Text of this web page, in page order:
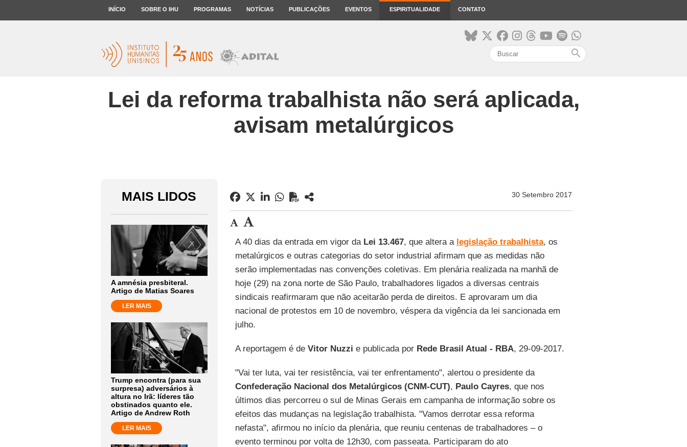
INÍCIO SOBRE O IHU PROGRAMAS NOTÍCIAS PUBLICAÇÕES EVENTOS ESPIRITUALIDADE CONTATO
search
Lei da reforma trabalhista não será aplicada,
avisam metalúrgicos
MAIS LIDOS
A amnésia presbiteral.
Artigo de Matias Soares
LER MAIS
Trump encontra (para sua
surpresa) adversários à
altura no Irã: líderes tão
obstinados quanto ele.
Artigo de Andrew Roth
LER MAIS
30 Setembro 2017
A 40 dias da entrada em vigor da Lei 13.467, que altera a legislação trabalhista, os
metalúrgicos e outras categorias do setor industrial afirmam que as medidas não
serão implementadas nas convenções coletivas. Em plenária realizada na manhã de
hoje (29) na zona norte de São Paulo, trabalhadores ligados a diversas centrais
sindicais reafirmaram que não aceitarão perda de direitos. E aprovaram um dia
nacional de protestos em 10 de novembro, véspera da vigência da lei sancionada em
julho.
A reportagem é de Vitor Nuzzi e publicada por Rede Brasil Atual - RBA, 29-09-2017.
"Vai ter luta, vai ter resistência, vai ter enfrentamento", alertou o presidente da
Confederação Nacional dos Metalúrgicos (CNM-CUT), Paulo Cayres, que nos
últimos dias percorreu o sul de Minas Gerais em campanha de informação sobre os
efeitos das mudanças na legislação trabalhista. "Vamos derrotar essa reforma
nefasta", afirmou no início da plenária, que reuniu centenas de trabalhadores – o
evento terminou por volta de 12h30, com passeata. Participaram do ato